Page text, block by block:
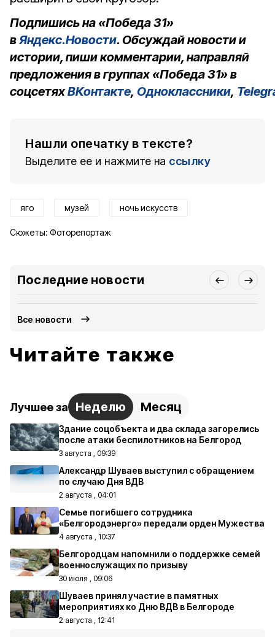
Подпишись на «Победа 31»
вЯндекс.Новости. Обсуждай новости и
истории, пиши комментарии, направляй
предложения в группах «Победа 31» в
соцсетяхВКонтакте, Одноклассники,
Нашли опечатку в тексте?
Выделите ее и нажмите на ссылку
яго музей ночь искусств
Сюжеты: Фоторепортаж
Последние новости
Все новости
Читайте также
Лучшее за Неделю Месяц
Здание соцобъекта и два склада загорелись
после атаки беспилотников на Белгород
3 августа , 09:39
Александр Шуваев выступил с обращением
по случаю Дня ВДВ
2 августа , 04:01
Семье погибшего сотрудника
«Белгородэнерго» передали орден Мужества
4 августа , 10:37
Белгородцам напомнили о поддержке семей
военнослужащих по призыву
30 июля , 09:06
Шуваев принял участие в памятных
мероприятиях ко Дню ВДВ в Белгороде
2 августа , 12:41